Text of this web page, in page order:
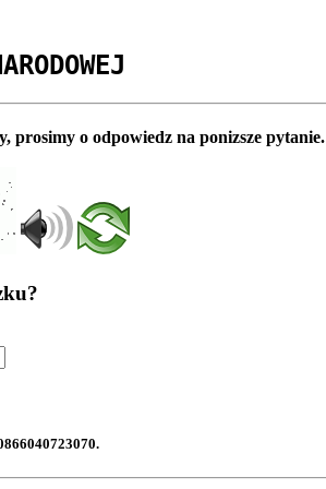
prosimy o odpowiedz na ponizsze pytanie.
.